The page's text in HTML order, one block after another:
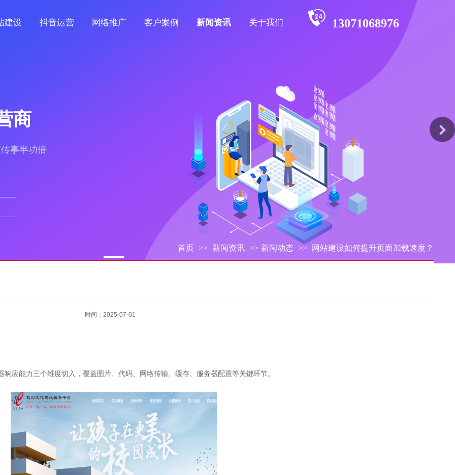
建设 抖音运营 网络推广 客户案例 新闻资讯 关于我们
商
事半功倍
13071068976
首页 >> 新闻资讯 >> 新闻动态 >> 网站建设如何提升页面加载速度？
时间：2025-07-01
应能力三个维度切入，覆盖图片、代码、网络传输、缓存、服务器配置等关键环节。